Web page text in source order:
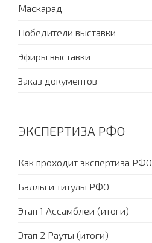
Маскарад
Победители выставки
Эфиры выставки
Заказ документов
ЭКСПЕРТИЗА РФО
Как проходит экспертиза РФО
Баллы и титулы РФО
Этап 1 Ассамблеи (итоги)
Этап 2 Рауты (итоги)